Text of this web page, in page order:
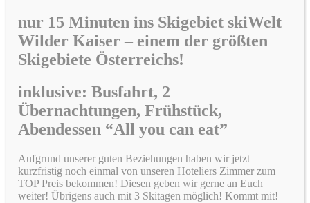
nur 15 Minuten ins Skigebiet skiWelt
Wilder Kaiser – einem der größten
Skigebiete Österreichs!
inklusive: Busfahrt, 2
Übernachtungen, Frühstück,
Abendessen “All you can eat”
Aufgrund unserer guten Beziehungen haben wir jetzt
kurzfristig noch einmal von unseren Hoteliers Zimmer zum
TOP Preis bekommen! Diesen geben wir gerne an Euch
weiter! Übrigens auch mit 3 Skitagen möglich! Kommt mit!